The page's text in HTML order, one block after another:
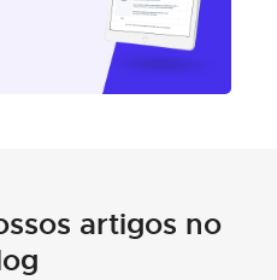
artigos no